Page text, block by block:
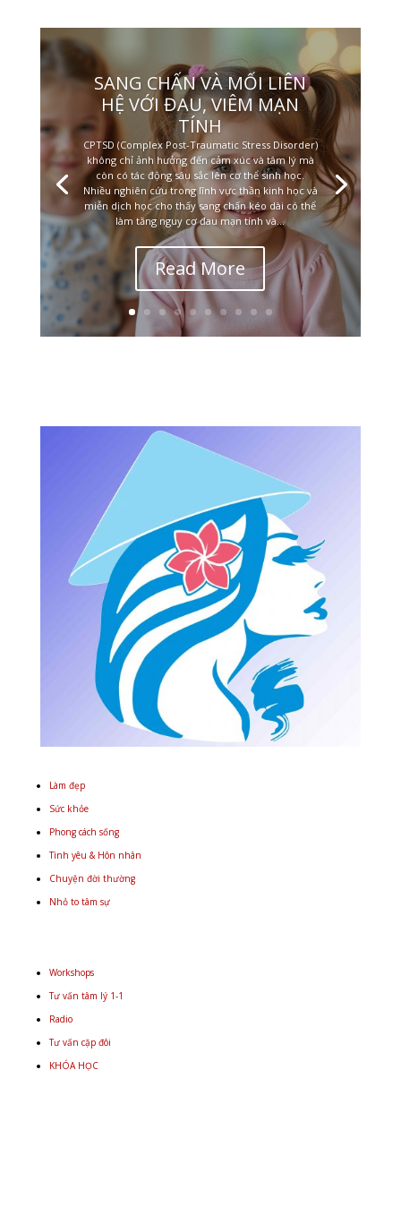
SANG CHẤN VÀ MỐI LIÊN
HỆ VỚI ĐAU, VIÊM MẠN
TÍNH
CPTSD (Complex Post-Traumatic Stress Disorder)
không chỉ ảnh hưởng đến cảm xúc và tâm lý mà
còn có tác động sâu sắc lên cơ thể sinh học.
Nhiều nghiên cứu trong lĩnh vực thần kinh học và
miễn dịch học cho thấy sang chấn kéo dài có thể
làm tăng nguy cơ đau mạn tính và...
Read More
Làm đẹp
Sức khỏe
Phong cách sống
Tình yêu & Hôn nhân
Chuyện đời thường
Nhỏ to tâm sự
Workshops
Tư vấn tâm lý 1-1
Radio
Tư vấn cặp đôi
KHÓA HỌC